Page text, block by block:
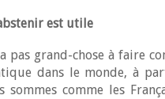
est utile
pas grand-chose à faire
dans le monde, à
sommes comme les